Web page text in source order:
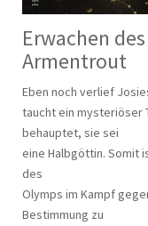
Erwachen
Armentrout
Eben noch verlief
taucht ein mysteriöser
behauptet, sie sei
eine Halbgöttin. Somit
des
Olymps im Kampf
Bestimmung zu